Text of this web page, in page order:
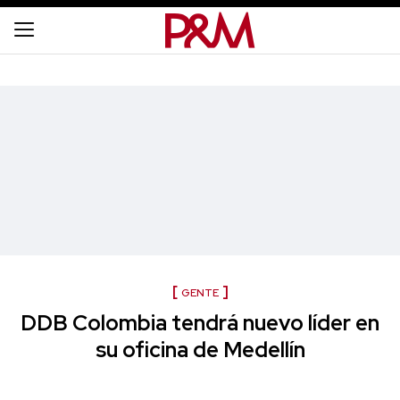
GENTE
DDB Colombia tendrá nuevo líder en
su oficina de Medellín